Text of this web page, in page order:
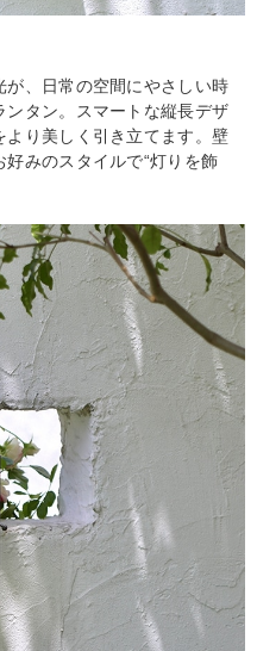
が、日常の空間にやさしい時
ンタン。スマートな縦長デザ
より美しく引き立てます。壁
みのスタイルで“灯りを飾